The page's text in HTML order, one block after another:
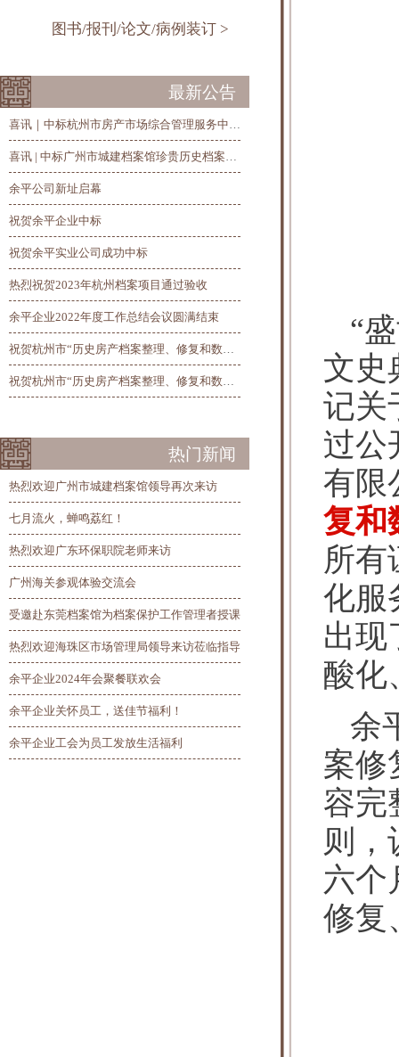
图书/报刊/论文/病例装订 >
最新公告
喜讯｜中标杭州市房产市场综合管理服务中心历史房产档案整理、修复和数字化项目
喜讯 | 中标广州市城建档案馆珍贵历史档案抢救修复及数字化项目
余平公司新址启幕
祝贺余平企业中标
祝贺余平实业公司成功中标
热烈祝贺2023年杭州档案项目通过验收
余平企业2022年度工作总结会议圆满结束
祝贺杭州市“历史房产档案整理、修复和数字化”项目总验收圆满完工
祝贺杭州市“历史房产档案整理、修复和数字化”项目第三阶段线上验收圆满完成
热门新闻
热烈欢迎广州市城建档案馆领导再次来访
七月流火，蝉鸣荔红！
热烈欢迎广东环保职院老师来访
广州海关参观体验交流会
受邀赴东莞档案馆为档案保护工作管理者授课
热烈欢迎海珠区市场管理局领导来访莅临指导
余平企业2024年会聚餐联欢会
余平企业关怀员工，送佳节福利！
余平企业工会为员工发放生活福利
“
文史
记关
过公
有限
复和
所有
化服
出现
酸化
余
案修
容完
则，
六个
修复